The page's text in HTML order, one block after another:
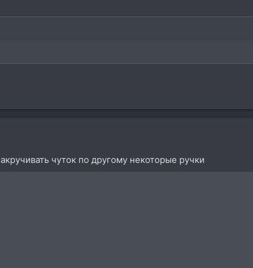
чуток по другому некоторые ручки